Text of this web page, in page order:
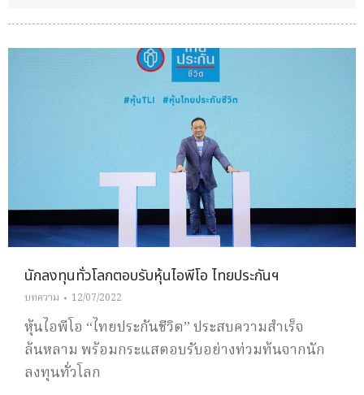
นักลงทุนทั่วโลกตอบรับหุ้นไอพีโอ ไทยประกันฯ
บทความ 12/07/2022
หุ้นไอพีโอ “ไทยประกันชีวิต” ประสบความสำเร็จ
ล้นหลาม พร้อมกระแสตอบรับอย่างท่วมท้นจากนัก
ลงทุนทั่วโลก